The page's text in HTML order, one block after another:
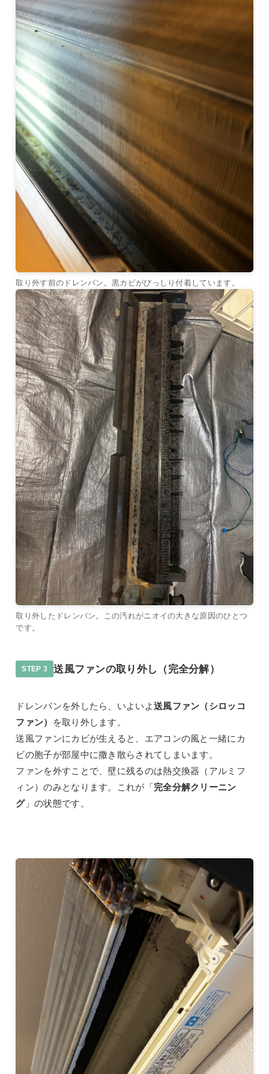
取り外す前のドレンパン。黒カビがびっしり付着しています。
取り外したドレンパン。この汚れがニオイの大きな原因のひとつ
です。
STEP 3 送風ファンの取り外し（完全分解）
ドレンパンを外したら、いよいよ送風ファン（シロッコ
ファン）
を取り外します。
送風ファンにカビが生えると、エアコンの風と一緒にカ
ビの胞子が部屋中に撒き散らされてしまいます。
ファンを外すことで、壁に残るのは熱交換器（アルミフ
ィン）のみとなります。これが「完全分解クリーニン
グ」の状態です。